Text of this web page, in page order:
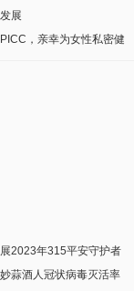
展
，亲幸为女性私密健
2023年315平安守护者
蒜酒人冠状病毒灭活率